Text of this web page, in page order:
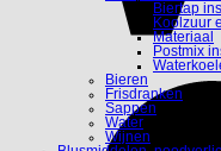
Biertap
Koolzuur
Materiaal
Postmix
Bieren
Frisdranken
Sappen
Water
Wijnen